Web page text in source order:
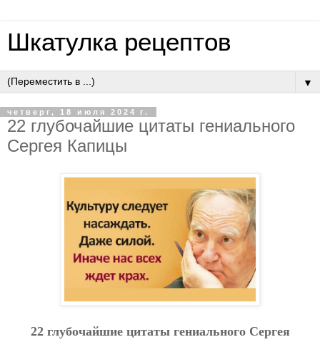
Шкатулка рецептов
▼
четверг, 18 июля 2024 г.
22 глубочайшие цитаты гениального
Сергея Капицы
22 глубочайшие цитаты гениального Сергея